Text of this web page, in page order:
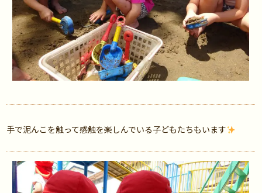
手で泥んこを触って感触を楽しんでいる子どもたちもいます